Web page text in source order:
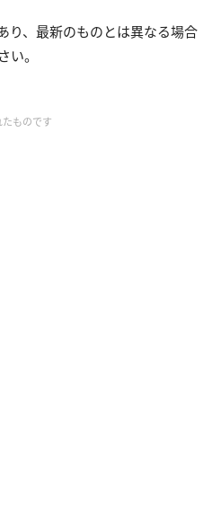
り、最新のものとは異なる場合
。
ものです